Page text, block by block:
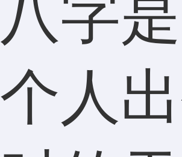
八字
个人